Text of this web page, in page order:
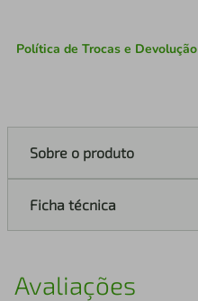
Política de Trocas e Devolução
Sobre o produto
Ficha técnica
Avaliações